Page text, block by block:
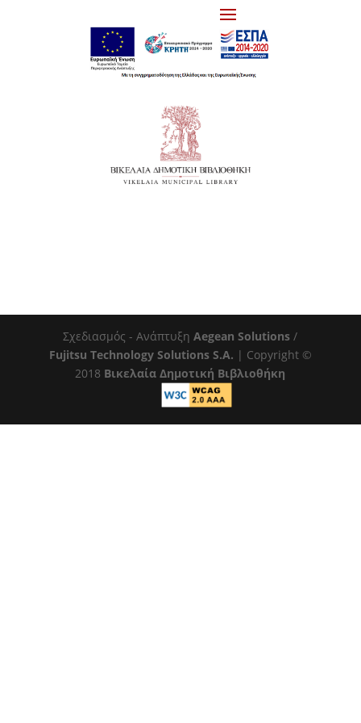
Σχεδιασμός - ΑνάπτυξηAegean Solutions /
Fujitsu Technology Solutions S.A. | Copyright ©
2018 Βικελαία Δημοτική Βιβλιοθήκη